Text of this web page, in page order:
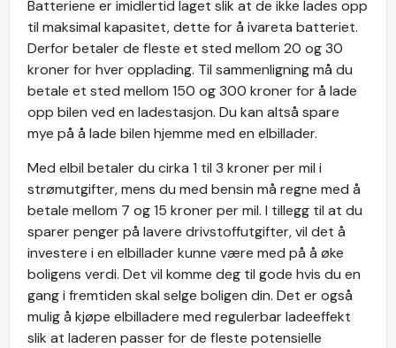
Batteriene er imidlertid laget slik at de ikke lades opp
til maksimal kapasitet, dette for å ivareta batteriet.
Derfor betaler de fleste et sted mellom 20 og 30
kroner for hver opplading. Til sammenligning må du
betale et sted mellom 150 og 300 kroner for å lade
opp bilen ved en ladestasjon. Du kan altså spare
mye på å lade bilen hjemme med en elbillader.
Med elbil betaler du cirka 1 til 3 kroner per mil i
strømutgifter, mens du med bensin må regne med å
betale mellom 7 og 15 kroner per mil. I tillegg til at du
sparer penger på lavere drivstoffutgifter, vil det å
investere i en elbillader kunne være med på å øke
boligens verdi. Det vil komme deg til gode hvis du en
gang i fremtiden skal selge boligen din. Det er også
mulig å kjøpe elbilladere med regulerbar ladeeffekt
slik at laderen passer for de fleste potensielle